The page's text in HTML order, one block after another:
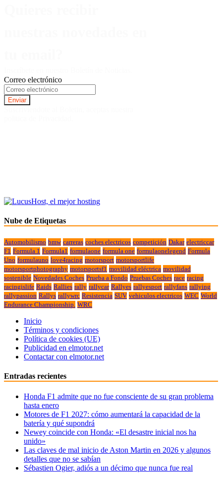
Correo electrónico
Nube de Etiquetas
Automobilismo bmw carreras coches electricos competición Dakar electriccar
F1 Formula 1 Formula1 formulaone formula one formulaonelegend Formula
Uno formulauno love4racing motorsport motorsportlife
motorsportphotography motorsportsf1 movilidad eléctrica movilidad
sostenible Novedades Coches Prueba a Fondo Pruebas Coches race racing
racingislife Raids Rallies rally rallycar Rallyes rallyesport rallyfans rallying
rallypassion Rallys rallywrc Resistencia SUV vehiculos electricos WEC World
Endurance Championship. WRC
Inicio
Términos y condiciones
Política de cookies (UE)
Publicidad en elmotor.net
Contactar con elmotor.net
Entradas recientes
Honda F1 admite que no fue consciente de su gran problema
hasta enero
Motores de F1 2027: cómo aumentará la capacidad de la
batería y qué supondrá
Newey coincide con Honda: «El desastre inicial nos ha
unido»
Las claves de mal inicio de Aston Martin en 2026 y algunos
detalles que no se sabían
Sébastien Ogier, adiós a un décimo que nunca fue real